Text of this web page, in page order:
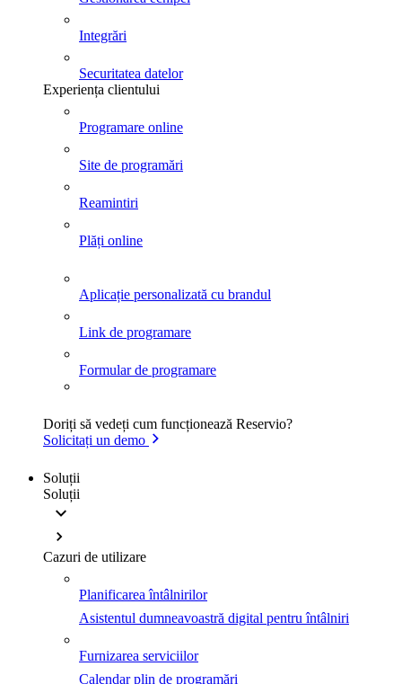
Integrări
Securitatea datelor
Experiența clientului
Programare online
Site de programări
Reamintiri
Plăți online
Aplicație personalizată cu brandul
Link de programare
Formular de programare
Doriți să vedeți cum funcționează Reservio?
Solicitați un demo
Soluții
Soluții
Cazuri de utilizare
Planificarea întâlnirilor
Asistentul dumneavoastră digital pentru întâlniri
Furnizarea serviciilor
Calendar plin de programări